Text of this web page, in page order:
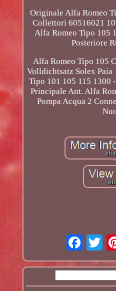
Originale Alfa Romeo
Collettori 60516021
Alfa Romeo Tipo 105
Posteriore
Alfa Romeo Tipo 105
Volldichtsatz Solex Paia
Tipo 101 105 115 1300
Principale Ant. Alfa
Pompa Acqua 2